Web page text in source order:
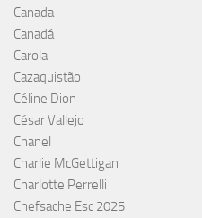
Canada
Canadá
Carola
Cazaquistão
Céline Dion
César Vallejo
Chanel
Charlie McGettigan
Charlotte Perrelli
Chefsache Esc 2025